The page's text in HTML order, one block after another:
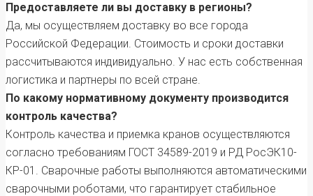
Предоставляете ли вы доставку в регионы?
Да, мы осуществляем доставку во все города
Российской Федерации. Стоимость и сроки доставки
рассчитываются индивидуально. У нас есть собственная
логистика и партнеры по всей стране.
По какому нормативному документу производится
контроль качества?
Контроль качества и приемка кранов осуществляются
согласно требованиям ГОСТ 34589-2019 и РД РосЭК10-
КР-01. Сварочные работы выполняются автоматическими
сварочными роботами, что гарантирует стабильное